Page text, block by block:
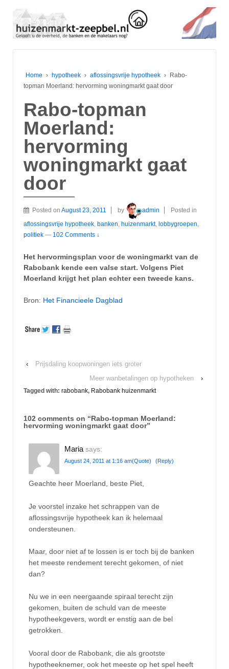
Home › hypotheek › aflossingsvrije hypotheek ›
Rabo-
topman Moerland: hervorming woningmarkt gaat door
Rabo-topman
Moerland:
hervorming
woningmarkt gaat
door
Posted on August 23, 2011 by admin
Posted in
aflossingsvrije hypotheek banken huizenmarkt, lobbygroepen
politiek — 102 Comments ↓
Het hervormingsplan voor de woningmarkt van de
Rabobank kende een valse start. Volgens Piet
Moerland krijgt het plan echter een tweede kans.
Bron: Het Financieele Dagblad
‹
Prijsdaling koopwoningen iets groter
Meer wanbetalingen op hypotheken
›
Tagged with: rabobank, Rabobank huizenmarkt
102 comments on “Rabo-topman Moerland:
hervorming woningmarkt gaat door”
Maria says:
August 24, 2011 at 1:16 am(Quote) (Reply)
Geachte heer Moerland, beste Piet,
Je voorstel inzake het schrappen van de
aflossingsvrije hypotheek kan ik helemaal
ondersteunen.
Maar, door niet af te lossen is er toch bij de banken
het meeste rendement terecht gekomen, of niet
dan?
Nu we in een neergaande spiraal terecht zijn
gekomen, buiten de schuld van de meeste
hypotheekgevers, wordt er enstig aan de bel
getrokken.
Vooral door de Rabobank, die als grootste
hypotheeknemer, ook het meeste op het spel heeft